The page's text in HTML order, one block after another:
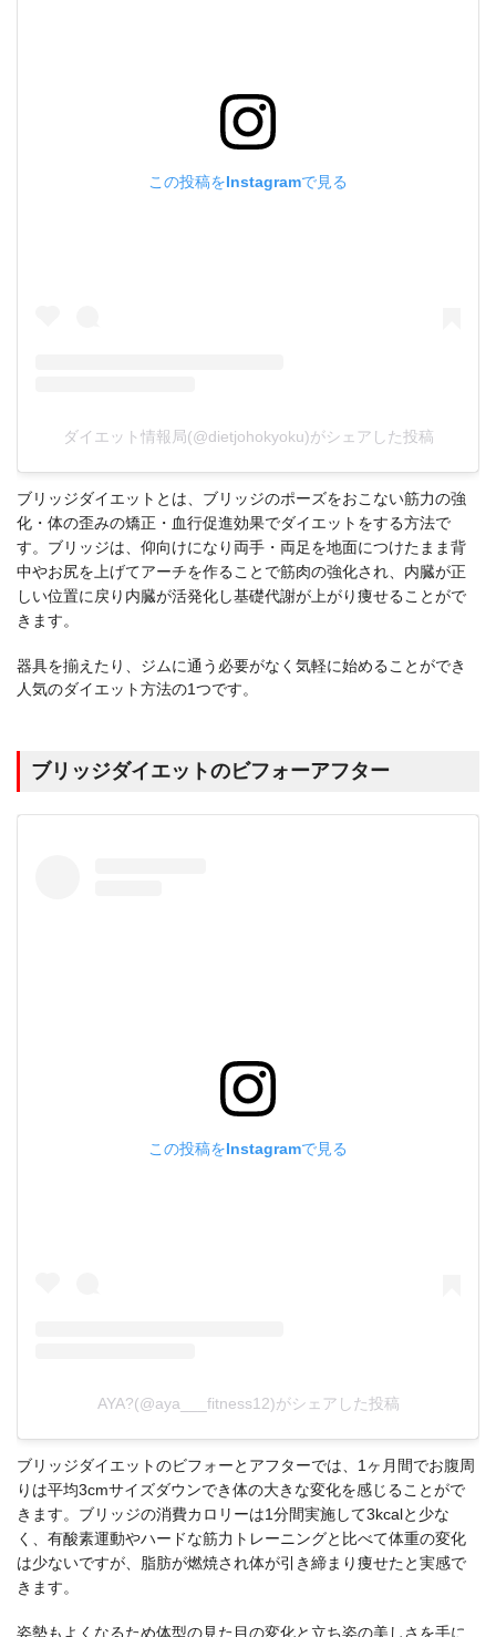
この投稿をInstagramで見る
ダイエット情報局(@dietjohokyoku)がシェアした投稿
ブリッジダイエットとは、ブリッジのポーズをおこない筋力の強
化・体の歪みの矯正・血行促進効果でダイエットをする方法で
す。ブリッジは、仰向けになり両手・両足を地面につけたまま背
中やお尻を上げてアーチを作ることで筋肉の強化され、内臓が正
しい位置に戻り内臓が活発化し基礎代謝が上がり痩せることがで
きます。
器具を揃えたり、ジムに通う必要がなく気軽に始めることができ
人気のダイエット方法の1つです。
ブリッジダイエットのビフォーアフター
この投稿をInstagramで見る
AYA?(@aya___fitness12)がシェアした投稿
ブリッジダイエットのビフォーとアフターでは、1ヶ月間でお腹周
りは平均3cmサイズダウンでき体の大きな変化を感じることがで
きます。ブリッジの消費カロリーは1分間実施して3kcalと少な
く、有酸素運動やハードな筋力トレーニングと比べて体重の変化
は少ないですが、脂肪が燃焼され体が引き締まり痩せたと実感で
きます。
姿勢もよくなるため体型の見た目の変化と立ち姿の美しさを手に